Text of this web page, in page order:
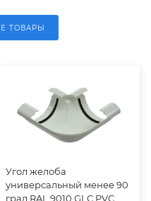
ТОВАРЫ
Угол желоба
универсальный менее 90
град RAL 9010 GLC PVC